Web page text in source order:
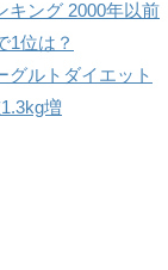
キング 2000年以前
1位は？
グルトダイエット
増